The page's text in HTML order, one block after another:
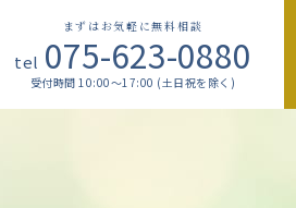
まずはお気軽に無料相談
tel 075-623-0880
受付時間 10:00～17:00 (土日祝を除く)